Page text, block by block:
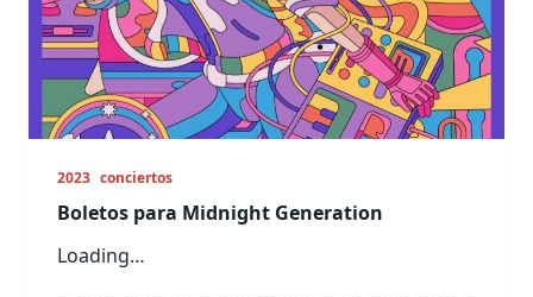
2023 conciertos
Boletos para Midnight Generation
Loading…